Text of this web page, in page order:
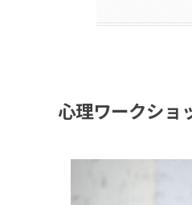
心理ワークショ